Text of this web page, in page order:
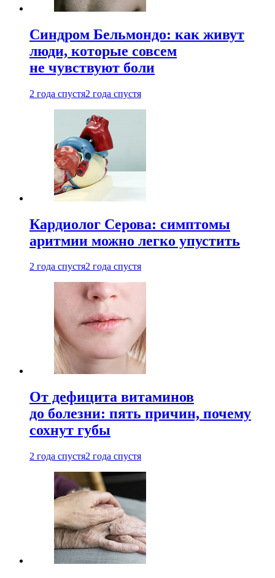
Синдром Бельмондо: как живут
люди, которые совсем
не чувствуют боли
2 года спустя2 года спустя
Кардиолог Серова: симптомы
аритмии можно легко упустить
2 года спустя2 года спустя
От дефицита витаминов
до болезни: пять причин, почему
сохнут губы
2 года спустя2 года спустя